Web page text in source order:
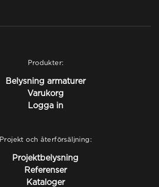
Produkter:
Belysning armaturer
Varukorg
Logga in
Projekt och återförsäljning:
Projektbelysning
Referenser
Kataloger